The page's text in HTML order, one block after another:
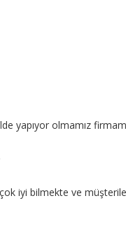
yapıyor olmamız
iyi bilmekte ve